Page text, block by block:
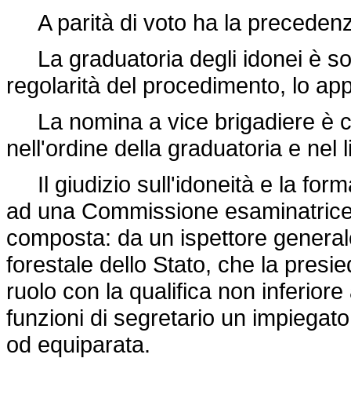
A parità di voto ha la
La graduatoria degli idonei è
regolarità del procedimento, lo
La nomina a vice brigadiere è
nell'ordine della graduatoria e nel
Il giudizio sull'idoneità e la
ad una Commissione
composta: da un ispettore
forestale dello Stato, che la
ruolo con la qualifica non
funzioni di segretario un
od equiparata.